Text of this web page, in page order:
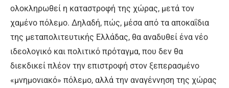
ολοκληρωθεί η καταστροφή της χώρας, μετά τον
χαμένο πόλεμο. Δηλαδή, πώς, μέσα από τα αποκαΐδια
της μεταπολιτευτικής Ελλάδας, θα αναδυθεί ένα νέο
ιδεολογικό και πολιτικό πρόταγμα, που δεν θα
διεκδικεί πλέον την επιστροφή στον ξεπερασμένο
«μνημονιακό» πόλεμο, αλλά την αναγέννηση της χώρας